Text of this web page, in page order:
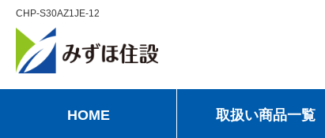
CHP-S30AZ1JE-12
HOME 取扱い商品一覧